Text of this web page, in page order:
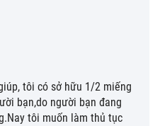
tôi có sở hữu 1/2 miếng
bạn,do người bạn đang
tôi muốn làm thủ tục